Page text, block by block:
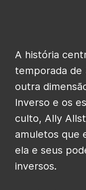
A história
temporada de
outra
Inverso e os
culto, Ally
amuletos que
ela e seus
inversos.